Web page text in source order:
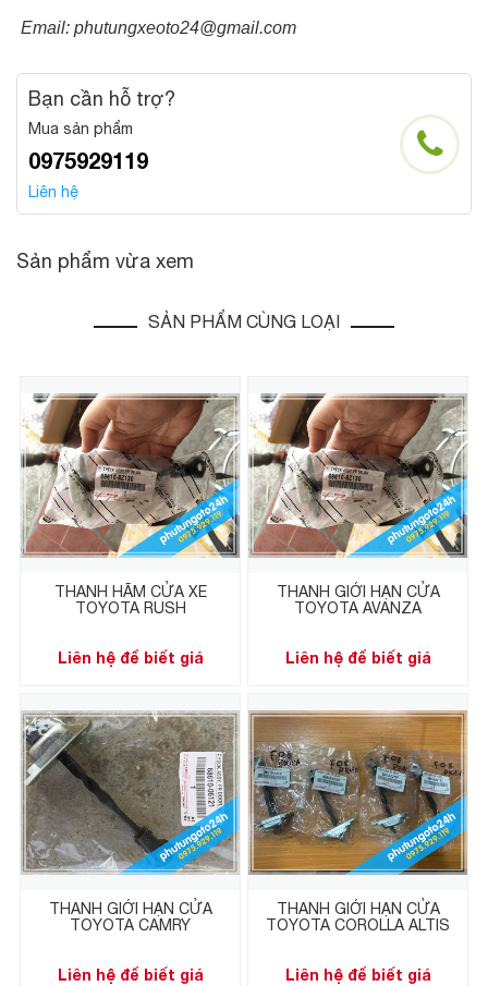
Email: phutungxeoto24@gmail.com
Bạn cần hỗ trợ?
Mua sản phẩm
0975929119
Liên hệ
Sản phẩm vừa xem
SẢN PHẨM CÙNG LOẠI
THANH HÃM CỬA XE
TOYOTA RUSH
Liên hệ để biết giá
THANH GIỚI HẠN CỬA
TOYOTA AVANZA
Liên hệ để biết giá
THANH GIỚI HẠN CỬA
TOYOTA CAMRY
Liên hệ để biết giá
THANH GIỚI HẠN CỬA
TOYOTA COROLLA ALTIS
Liên hệ để biết giá